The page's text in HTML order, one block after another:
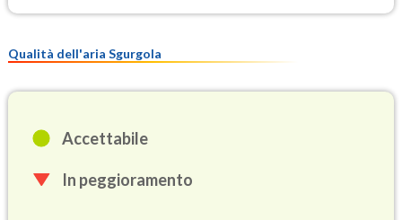
Qualità dell'aria Sgurgola
Accettabile
In peggioramento